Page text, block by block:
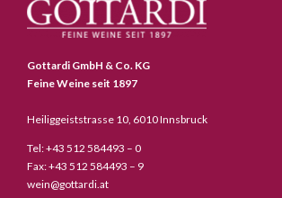
Gottardi GmbH & Co. KG
Feine Weine seit 1897
Heiliggeiststrasse 10, 6010 Innsbruck
Tel: +43 512 584493 – 0
Fax: +43 512 584493 – 9
wein@gottardi.at